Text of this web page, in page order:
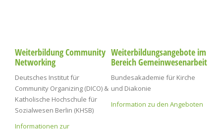
Weiterbildung Community
Networking
Deutsches Institut für
Community Organizing (DICO) &
Katholische Hochschule für
Sozialwesen Berlin (KHSB)
Informationen zur
Weiterbildungsangebote im
Bereich Gemeinwesenarbeit
Bundesakademie für Kirche
und Diakonie
Information zu den Angeboten